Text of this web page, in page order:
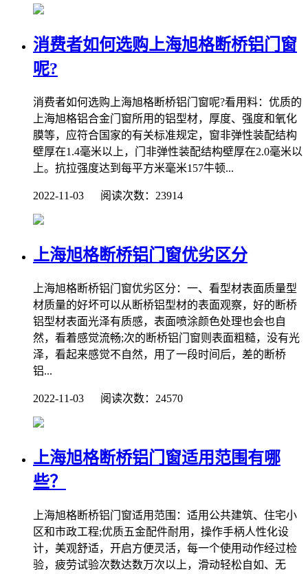
消费者如何选购上海旭格断桥铝门窗
呢?
消费者如何选购上海旭格断桥铝门窗呢?看用料：优质的
上海旭格铝合金门窗所用的铝型材，厚度、强度和氧化
膜等，应符合国家的有关标准规定，窗非弹性装配结构
壁厚在1.4毫米以上，门非弹性装配结构壁厚在2.0毫米以
上。抗拉强度达到每平方米毫米157牛顿...
2022-11-03 阅读次数：23914
上海旭格断桥铝门窗优劣区分
上海旭格断桥铝门窗优劣区分：一、看型材表面质量型
材质量的好坏可以从断桥铝型材的表面观察，好的断桥
铝型材表面光泽有质感，表面喷涂颜色处理也会也自
然，看着感觉流畅;次的断桥铝门窗则表面粗糙，没有光
泽，看起来感觉不自然，用了一段时间后，差的断桥
铝...
2022-11-03 阅读次数：24570
上海旭格​断桥铝门窗适用范围有哪
些？
上海旭格断桥铝门窗适用范围：适用公共建筑、住宅小
区和市政工程;优质五金配件耐用，操作手柄人性化设
计，美观舒适，开启方便灵活，每一个使用动作经过检
验，疲劳试验次数达数万次以上，滑动轻松自如、无